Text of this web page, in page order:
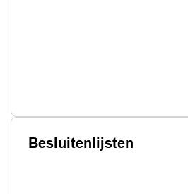
Besluitenlijsten